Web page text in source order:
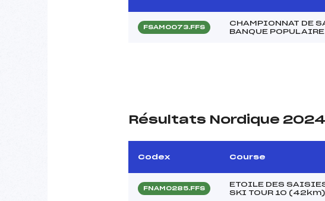
FSAM0073.FFS
CHAMPIONNAT DE
BANQUE POPULAIRE
Résultats Nordique 2024
Codex Course
FNAM0285.FFS
ETOILE DES
SKI TOUR 10 (42km)